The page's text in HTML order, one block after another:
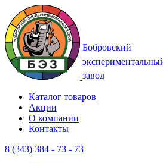
Каталог товаров
Акции
О компании
Контакты
8 (343) 384 - 73 - 73